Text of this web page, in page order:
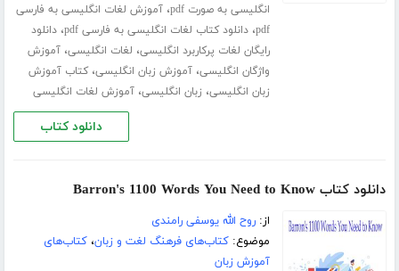
انگلیسی به صورت pdf
،آموزش لغات انگلیسی به فارسی
pdf،دانلود کتاب لغات انگلیسی به فارسی pdf ،دانلود
رایگان لغات پرکاربرد انگلیسی، لغات انگلیسی،آموزش
واژگان انگلیسی،آموزش زبان انگلیسی،کتاب آموزش
زبان انگلیسی، زبان انگلیسی،آموزش لغات انگلیسی
دانلود کتاب
دانلود کتاب Barron's 1100 Words You Need to Know
از:روح الله یوسفی رامندی
موضوع:کتاب‌های فرهنگ لغت و زبان،کتاب‌های
آموزش زبان